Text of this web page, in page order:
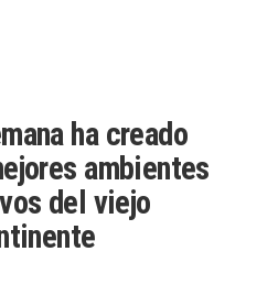
ha creado
ambientes
del viejo